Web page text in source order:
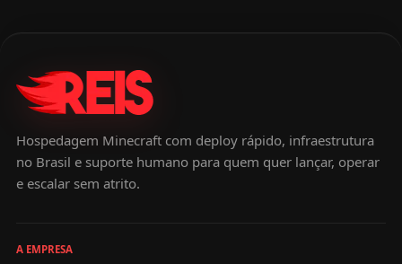
Hospedagem Minecraft com deploy rápido, infraestrutura
no Brasil e suporte humano para quem quer lançar, operar
e escalar sem atrito.
A EMPRESA